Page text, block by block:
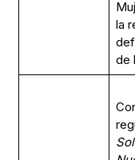
la
de